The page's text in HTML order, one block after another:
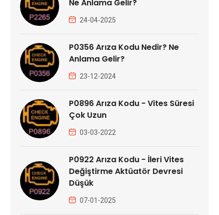
Ne Anlama Gelir?
24-04-2025
P0356 Arıza Kodu Nedir? Ne
Anlama Gelir?
23-12-2024
P0896 Arıza Kodu - Vites Süresi
Çok Uzun
03-03-2022
P0922 Arıza Kodu - İleri Vites
Değiştirme Aktüatör Devresi
Düşük
07-01-2025